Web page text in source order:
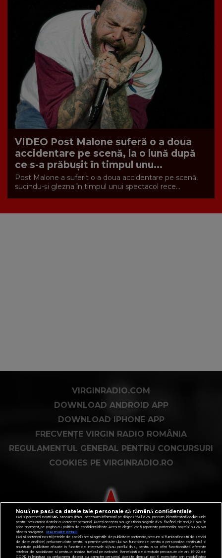
VIDEO Post Malone suferă o a doua
accidentare pe scenă, la o lună după
ce s-a prăbușit în timpul unu...
Post Malone a suferit o a doua accidentare pe scenă,
sucindu-și glezna în timpul unui spectacol rece...
VIRGINRADIO.COM
DOWNLOAD ANDROID APP
DOWNLOAD IPHONE APP
FRECVENȚE VIRGIN RADIO ROMÂNIA
REGULAMENTUL GENERAL PENTRU CONCURSURI
COOKIES PE VIRGINRADIO.RO
Nouă ne pasă ca datele tale personale să rămână confidențiale
Noi și partenerii noștri585 stocăm și/sau accesăm informații pe dispozitivul dvs., precum identificatorii cookie unici
pentru prelucrarea datelor cu caracter personal. Puteți accepta sau gestiona alegerile dvs. făcând clic mai jos sau în
orice moment, pe pagina cu politica de confidențialitate. Aceste alegeri vor fi raportate partenerilor noștri și nu vă vor
afecta navigarea.
Mai multe detalii
Noi si partenerii nostri (retelele de socializare si agentiile de publicitate partenere, precum si furnizorii nostri de servicii
de date analitice) prelucram date pentru a permite website-ului sa functioneze, pentru a personaliza continutul si
anunturile publicitare afisate in functie de interesele si/sau profilul dvs., pentru a va oferi functionalitati aferente
retelelor de socializare si pentru a analiza traficul pe website. Beneficiati de drepturile prevazute de art. 15-22 din
GDPR in legatura cu prelucrarea datelor cu caracter personal. Aceste drepturi pot fi exercitate prin modalitatea